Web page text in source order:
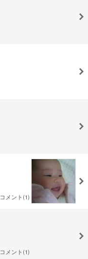
コメント(1)
コメント(1)